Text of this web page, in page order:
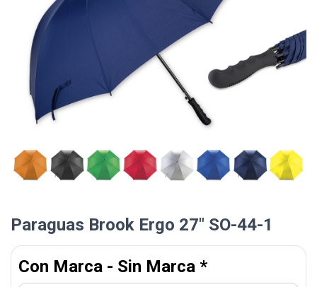
Paraguas Brook Ergo 27″ SO-44-1
Con Marca - Sin Marca *